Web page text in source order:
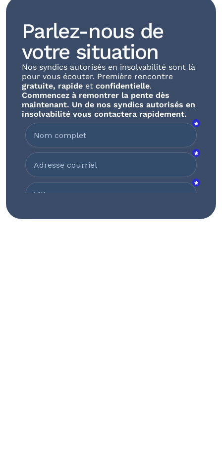
Parlez-nous de
votre situation
Commencez à remontrer la pente dès
maintenant. Un de nos syndics autorisés en
insolvabilité vous contactera rapidement.
Nos syndics autorisés en insolvabilité sont là
gratuite, rapide et confidentielle.